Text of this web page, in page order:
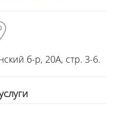
б-р, 20А, стр. 3-6.